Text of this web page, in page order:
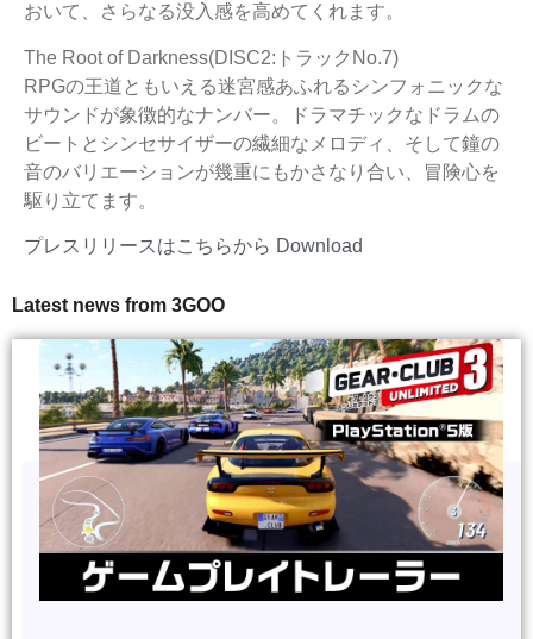
おいて、さらなる没入感を高めてくれます。
The Root of Darkness(DISC2:トラックNo.7)
RPGの王道ともいえる迷宮感あふれるシンフォニックな
サウンドが象徴的なナンバー。ドラマチックなドラムの
ビートとシンセサイザーの繊細なメロディ、そして鐘の
音のバリエーションが幾重にもかさなり合い、冒険心を
駆り立てます。
プレスリリースはこちらから Download
Latest news from 3GOO